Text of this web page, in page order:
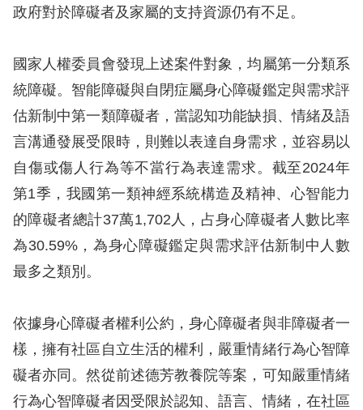
申
人
權
資
料
庫
無
障
礙
快
鍵
請
選
政府對於障礙者及家屬的支持資源仍有不足。
國家人權委員會發現上述案件對象，均屬第一分類系
統障礙。智能障礙與自閉症屬身心障礙鑑定與需求評
估新制中第一類障礙者，當認知功能缺損、情緒及語
言溝通發展受限時，則難以表達自身需求，並容易以
自傷或傷人行為等不當行為表達需求。截至2024年
第1季，我國第一類神經系統構造及精神、心智能力
的障礙者總計37萬1,702人，占身心障礙者人數比率
為30.59%，為身心障礙鑑定與需求評估新制中人數
最多之類別。
依據身心障礙者權利公約，身心障礙者與非障礙者一
樣，擁有社區自立生活的權利，嚴重情緒行為心智障
礙者亦同。然從前述德芳教養院等案，可知嚴重情緒
行為心智障礙者因受限於認知、語言、情緒，在社區